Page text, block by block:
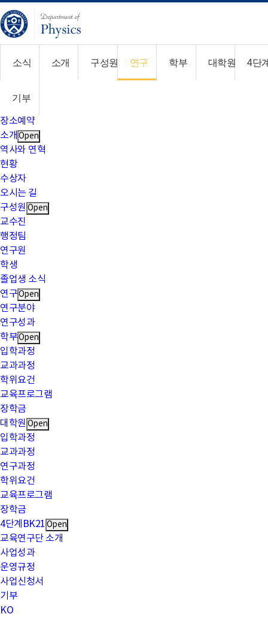
소식 소개 구성원 연구 학부 대학원 4단
기부
소식Open
공지사항
콜로퀴움
취업정보
장소예약
소개 Open
역사와 연혁
현황
수상자
오시는 길
구성원 Open
교수진
행정팀
연구원
학생
졸업생 소식
연구Open
연구분야
연구성과
학부Open
입학과정
교과과정
학위요건
교육프로그램
장학금
대학원 Open
입학과정
교과과정
연구과정
학위요건
교육프로그램
장학금
4단계BK21 Open
교육연구단 소개
사업성과
운영규정
사업신청서
기부
KO